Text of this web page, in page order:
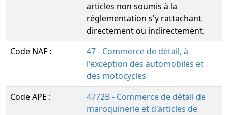
articles non soumis à la
réglementation s'y rattachant
directement ou indirectement.
Code NAF :
47 - Commerce de détail, à
l'exception des automobiles et
des motocycles
Code APE :
4772B - Commerce de détail de
maroquinerie et d'articles de